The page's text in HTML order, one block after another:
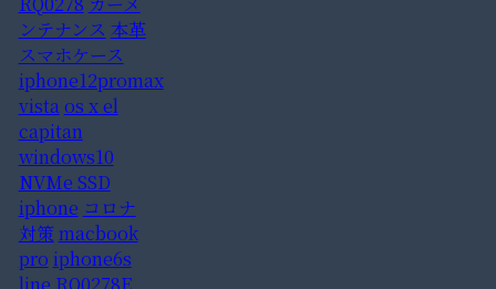
ンテナンス 本革
スマホケース
iphone12promax
vistaos x el
capitan
windows10
NVMe SSD
iphone コロナ
対策macbook
pro iphone6s